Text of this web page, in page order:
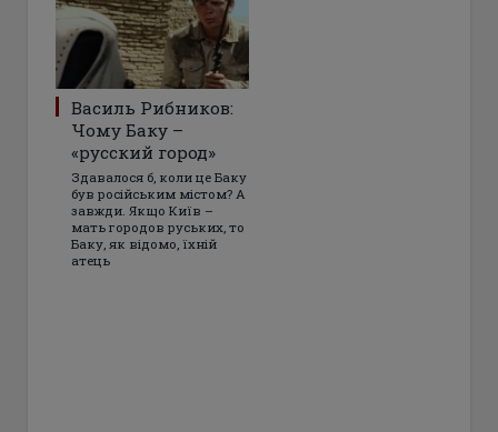
Василь Рибников:
Чому Баку –
«русский город»
Здавалося б, коли це Баку
був російським містом? А
завжди. Якщо Київ –
мать городов руських, то
Баку, як відомо, їхній
атець